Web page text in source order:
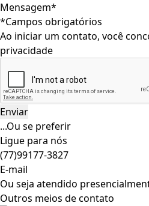
Mensagem*
*Campos obrigatórios
Ao iniciar um contato, você
privacidade
...Ou se preferir
Ligue para nós
(77)99177-3827
E-mail
Ou seja atendido
Outros meios de contato